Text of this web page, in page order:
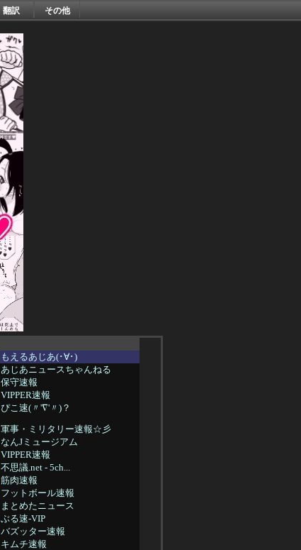
翻訳 その他
もえるあじあ(･∀･)
あじあニュースちゃんねる
保守速報
VIPPER速報
ぴこ速(〃'∇'〃)？
軍事・ミリタリー速報☆彡
なんJミュージアム
VIPPER速報
不思議.net - 5ch...
筋肉速報
フットボール速報
まとめたニュース
ぶる速-VIP
バズッター速報
キムチ速報